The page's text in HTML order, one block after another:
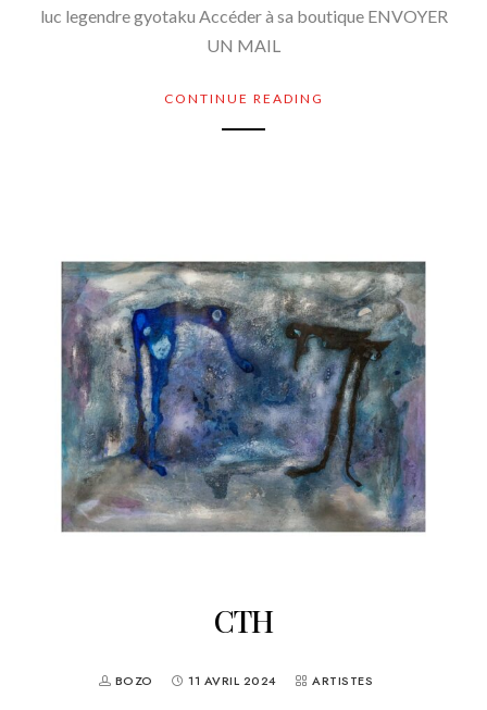
luc legendre gyotaku Accéder à sa boutique ENVOYER
UN MAIL
CONTINUE READING
CTH
BOZO 11 AVRIL 2024 ARTISTES